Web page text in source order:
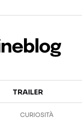
CANALI STREAMING
TRAILER
CURIOSITÀ